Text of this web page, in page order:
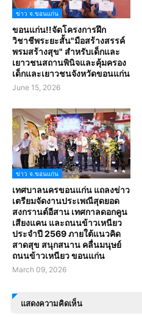
ข่าว จ.ขอนแก่น
ขอนแก่น!!จัดโครงการฝึก
วิชาชีพระยะสั้น"มือสร้างสรรค์
พรมสร้างสุข" สำหรับเด็กและ
เยาวชนสถานพินิจและคุ้มครอง
เด็กและเยาวชนจังหวัดขอนแก่น
June 15, 2026
ข่าว จ.ขอนแก่น
เทศบาลนครขอนแก่น แถลงข่าว
เตรียมจัดงานประเพณีสุดยอด
สงกรานต์อีสาน เทศกาลดอกคูน
เสียงแคน และถนนข้าวเหนียว
ประจำปี 2569 ภายใต้แนวคิด
สาดสุข สนุกสนาน คลื่นมนุษย์
ถนนข้าวเหนียว ขอนแก่น
March 09, 2026
แสดงความคิดเห็น